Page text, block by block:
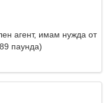
агент, имам нужда от
паунда)